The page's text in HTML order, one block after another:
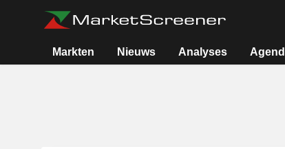
Markten Nieuws Analyses